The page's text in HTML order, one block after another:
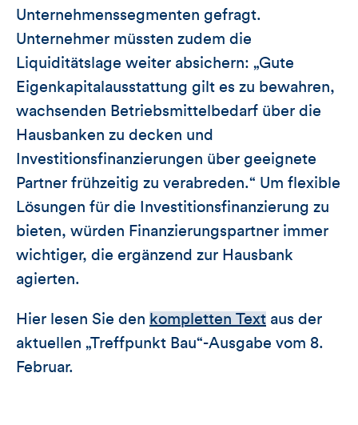
Unternehmenssegmenten gefragt.
Unternehmer müssten zudem die
Liquiditätslage weiter absichern: „Gute
Eigenkapitalausstattung gilt es zu bewahren,
wachsenden Betriebsmittelbedarf über die
Hausbanken zu decken und
Investitionsfinanzierungen über geeignete
Partner frühzeitig zu verabreden.“ Um flexible
Lösungen für die Investitionsfinanzierung zu
bieten, würden Finanzierungspartner immer
wichtiger, die ergänzend zur Hausbank
agierten.
Hier lesen Sie den kompletten Text aus der
aktuellen „Treffpunkt Bau“-Ausgabe vom 8.
Februar.